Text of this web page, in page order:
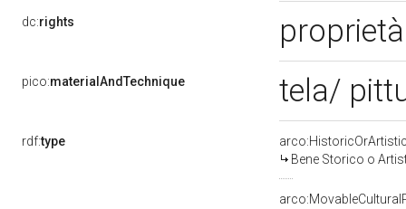
dc:rights
pico:materialAndTechnique tela/
rdf:type
Bene Storico o